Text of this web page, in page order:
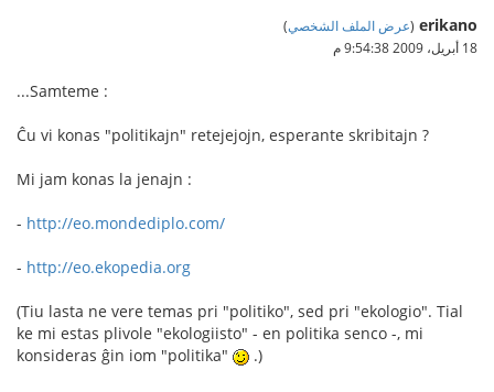
erikano
(عرض الملف الشخصي)
18 أبريل، 2009 9:54:38 م
...Samteme :
Ĉu vi konas "politikajn" retejejojn, esperante skribitajn ?
Mi jam konas la jenajn :
- http://eo.mondediplo.com/
- http://eo.ekopedia.org
(Tiu lasta ne vere temas pri "politiko", sed pri "ekologio". Tial
ke mi estas plivole "ekologiisto" - en politika senco -, mi
konsideras ĝin iom "politika"
.)